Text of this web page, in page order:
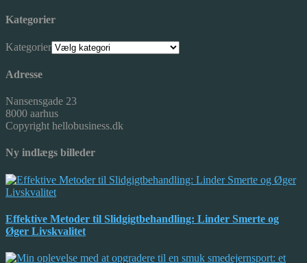
Kategorier
Kategorier
Adresse
Nansensgade 23
8000 aarhus
Copyright hellobusiness.dk
Ny indlægs billeder
Effektive Metoder til Slidgigtbehandling: Linder Smerte og
Øger Livskvalitet